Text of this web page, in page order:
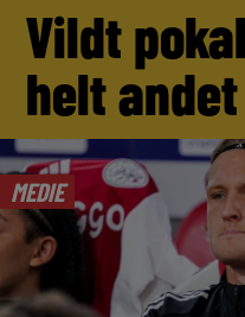
Vildt
helt
MEDIE